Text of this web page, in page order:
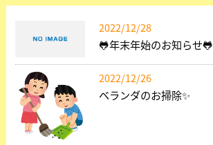
2022/12/28
🐸年末年始のお知らせ🐸
2022/12/26
ベランダのお掃除✨